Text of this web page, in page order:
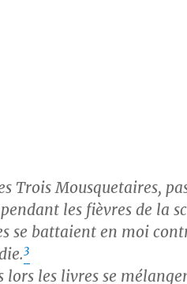
Trois Mousquetaires,
les fièvres de la
se battaient en moi
3
lors les livres se